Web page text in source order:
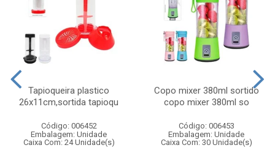
Tapioqueira plastico
26x11cm,sortida tapioqu
Código: 006452
Embalagem: Unidade
Caixa Com: 24 Unidade(s)
Copo mixer 380ml sortido
copo mixer 380ml so
Código: 006453
Embalagem: Unidade
Caixa Com: 30 Unidade(s)